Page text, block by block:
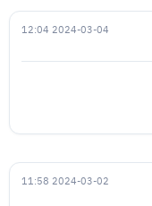
2024-03-04 12:04
2024-03-02 11:58